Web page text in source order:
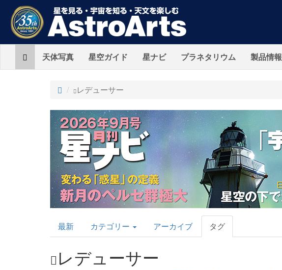
Home天体写真 星空ガイド 星ナビ プラネタリウム 製品情報
ト
プ
レデューサー
AstroArts
Topics
最新 カテゴリー アーカイブ タグ
レデューサー